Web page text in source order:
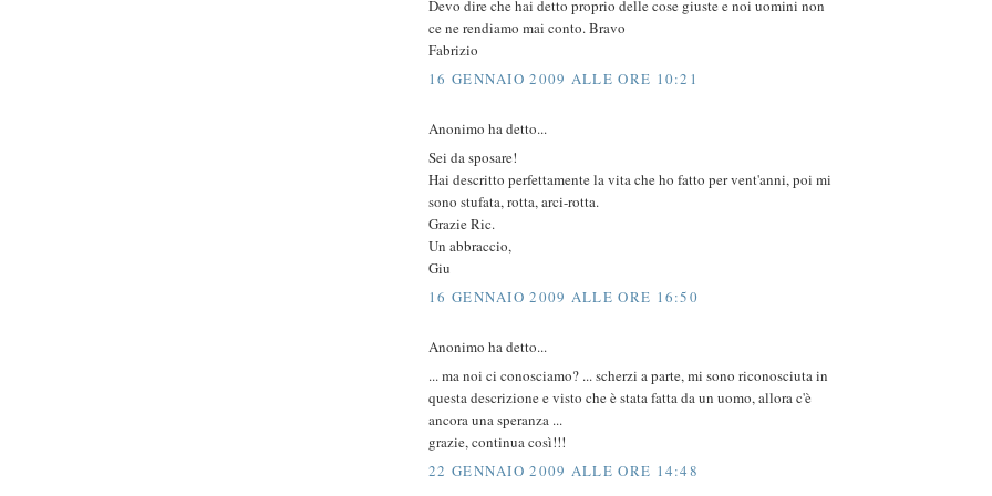
Devo dire che hai detto proprio delle cose giuste e noi uomini non
ce ne rendiamo mai conto. Bravo
Fabrizio
16 GENNAIO 2009 ALLE ORE 10:21
Anonimo ha detto...
Sei da sposare!
Hai descritto perfettamente la vita che ho fatto per vent'anni, poi mi
sono stufata, rotta, arci-rotta.
Grazie Ric.
Un abbraccio,
Giu
16 GENNAIO 2009 ALLE ORE 16:50
Anonimo ha detto...
... ma noi ci conosciamo? ... scherzi a parte, mi sono riconosciuta in
questa descrizione e visto che è stata fatta da un uomo, allora c'è
ancora una speranza ...
grazie, continua così!!!
22 GENNAIO 2009 ALLE ORE 14:48